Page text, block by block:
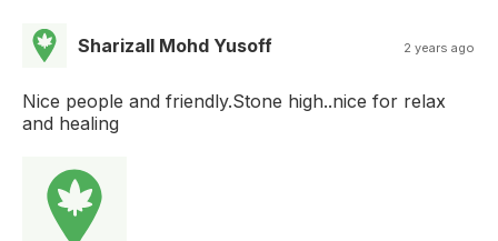
Sharizall Mohd Yusoff 2 years ago
Nice people and friendly.Stone high..nice for relax
and healing